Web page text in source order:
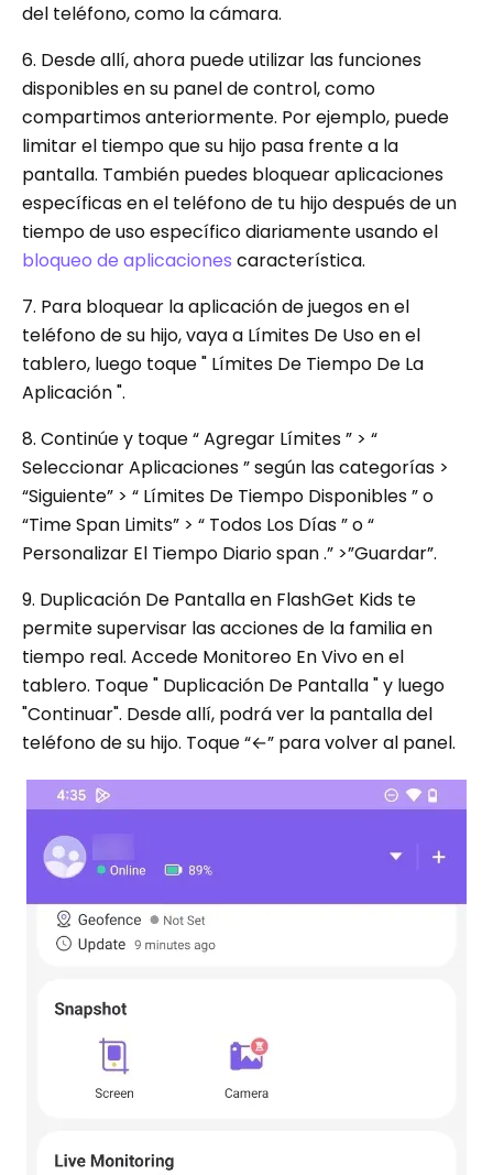
del teléfono, como la cámara.
6. Desde allí, ahora puede utilizar las funciones
disponibles en su panel de control, como
compartimos anteriormente. Por ejemplo, puede
limitar el tiempo que su hijo pasa frente a la
pantalla. También puedes bloquear aplicaciones
específicas en el teléfono de tu hijo después de un
tiempo de uso específico diariamente usando el
bloqueo de aplicaciones característica.
7. Para bloquear la aplicación de juegos en el
teléfono de su hijo, vaya a Límites De Uso en el
tablero, luego toque " Límites De Tiempo De La
Aplicación ".
8. Continúe y toque “ Agregar Límites ” > “
Seleccionar Aplicaciones ” según las categorías >
“Siguiente” > “ Límites De Tiempo Disponibles ” o
“Time Span Limits” > “ Todos Los Días ” o “
Personalizar El Tiempo Diario span .” >”Guardar”.
9. Duplicación De Pantalla en FlashGet Kids te
permite supervisar las acciones de la familia en
tiempo real. Accede Monitoreo En Vivo en el
tablero. Toque " Duplicación De Pantalla " y luego
"Continuar". Desde allí, podrá ver la pantalla del
teléfono de su hijo. Toque “←” para volver al panel.